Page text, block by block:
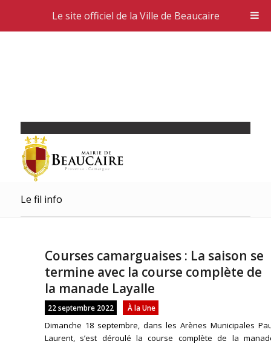
Le fil info
Courses camarguaises : La saison se
termine avec la course complète de
la manade Layalle
22 septembre 2022 À la Une
Dimanche 18 septembre, dans les Arènes Municipales
Laurent, s’est déroulé la course complète de la
Le site officiel de la Ville de Beaucaire